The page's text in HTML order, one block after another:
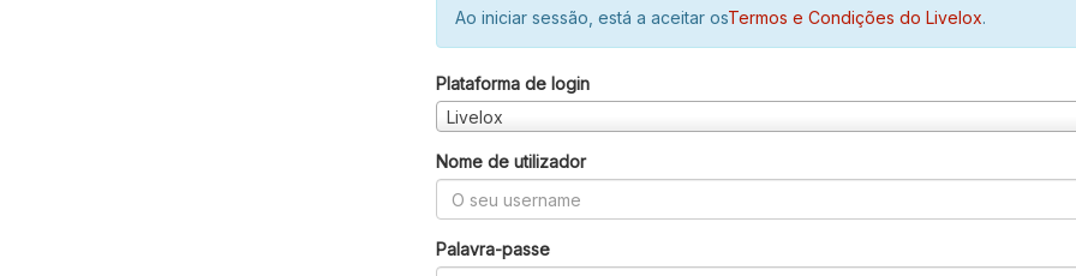
Ao iniciar sessão, está a aceitar osTermos e Condições do Livelox.
Plataforma de login
Livelox
Nome de utilizador
Palavra-passe